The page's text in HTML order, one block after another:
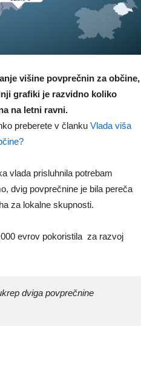
višine povprečnin za občine,
grafiki je razvidno koliko
na letni ravni.
preberete v članku Vlada viša
vlada prisluhnila potrebam
dvig povprečnine je bila pereča
za lokalne skupnosti.
evrov pokoristila za razvoj
dviga povprečnine